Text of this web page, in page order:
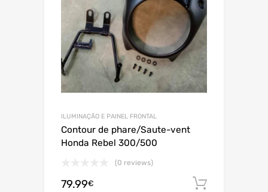
ILUMINAÇÃO E PAINEL FRONTAL
Contour de phare/Saute-vent
Honda Rebel 300/500
(0 reviews)
79.99€